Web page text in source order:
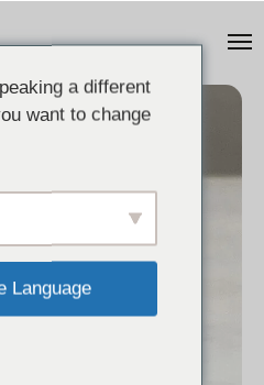
a different
want to change
Language